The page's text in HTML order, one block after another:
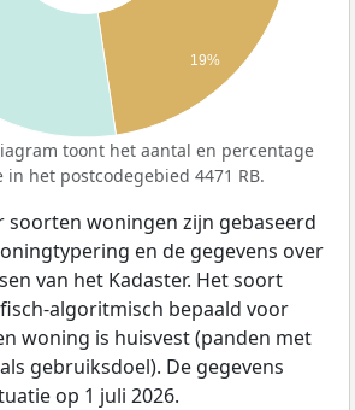
19%
toont het aantal en percentage
het postcodegebied 4471 RB.
soorten woningen zijn gebaseerd
en de gegevens over
van het Kadaster. Het soort
algoritmisch bepaald voor
woning is huisvest (panden met
gebruiksdoel). De gegevens
op 1 juli 2026.